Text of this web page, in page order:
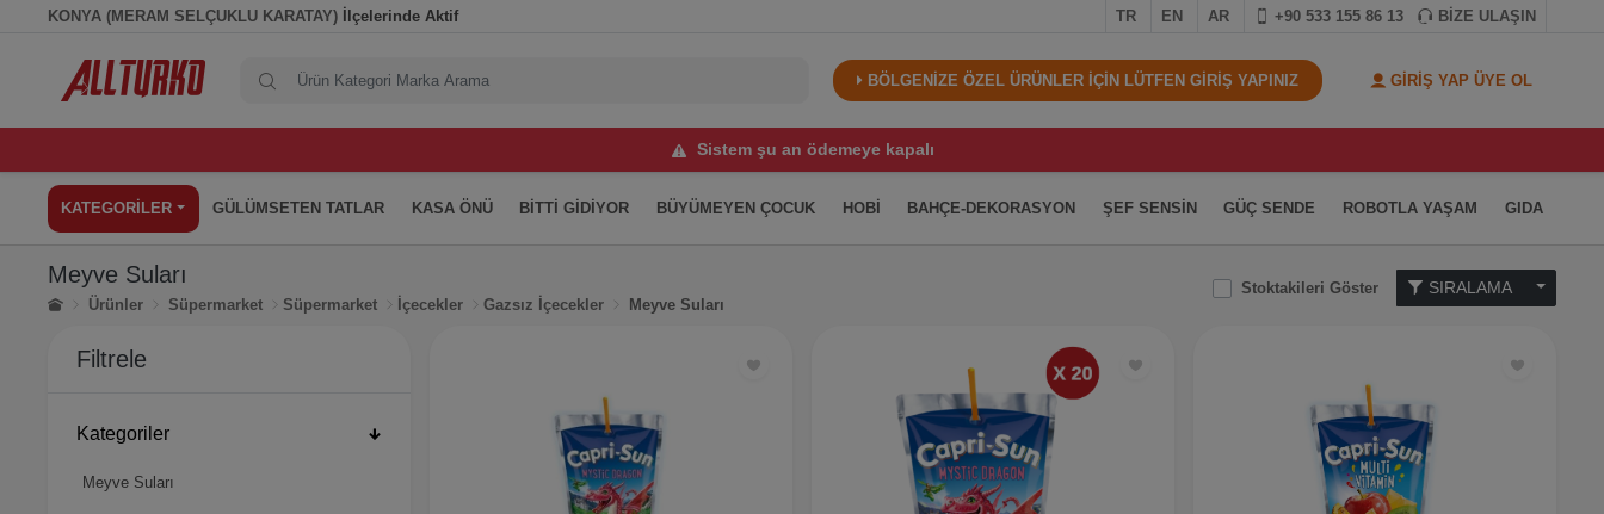
TR EN AR +90 533 155 86 13 BİZE ULAŞIN
KONYA (MERAM SELÇUKLU KARATAY) İlçelerinde Aktif
BÖLGENİZE ÖZEL ÜRÜNLER İÇİN LÜTFEN GİRİŞ YAPINIZ GİRİŞ YAP ÜYE OL
Sistem şu an ödemeye kapalı
KATEGORİLER GÜLÜMSETEN TATLAR KASA ÖNÜ BİTTİ GİDİYOR BÜYÜMEYEN ÇOCUK HOBİ BAHÇE-DEKORASYON ŞEF SENSİN GÜÇ SENDE ROBOTLA YAŞAM GIDA
Meyve Suları
Ürünler Süpermarket Süpermarket İçecekler Gazsız İçecekler Meyve Suları
Stoktakileri Göster
Filtrele
Kategoriler
Meyve Suları